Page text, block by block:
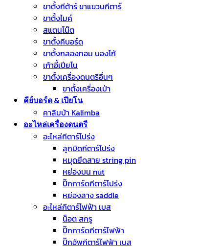
ขาตั้งกีต้าร์ ขาแขวนกีตาร์
ขาตั้งไมค์
สแตนโน๊ต
ขาตั้งคีบอร์ด
ขาตั้งกลองทอม บองโก้
เก้าอี้เปียโน
ขาตั้งเครื่องดนตรีอื่นๆ
ขาตั้งเครื่องเป่า
คีย์บอร์ด & เปียโน
คาลิมบ้า Kalimba
อะไหล่เครื่องดนตรี
อะไหล่กีตาร์โปร่ง
ลูกบิดกีตาร์โปร่ง
หมุดยึดสาย string pin
หย่องบน nut
ปิ๊กการ์ดกีตาร์โปร่ง
หย่องลาง saddle
อะไหล่กีตาร์ไฟฟ้า เบส
น็อต สกรู
ปิ๊กการ์ดกีตาร์ไฟฟ้า
ปิ๊กอัพกีตาร์ไฟฟ้า เบส